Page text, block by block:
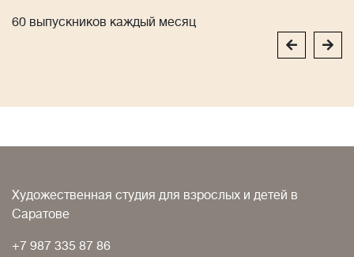
60 выпускников каждый месяц
Художественная студия для взрослых и детей в
Саратове
+7 987 335 87 86